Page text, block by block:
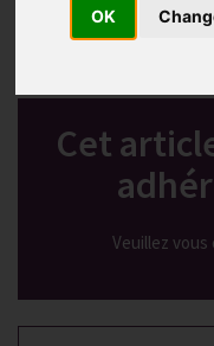
OK
Social
Cet
Veuillez